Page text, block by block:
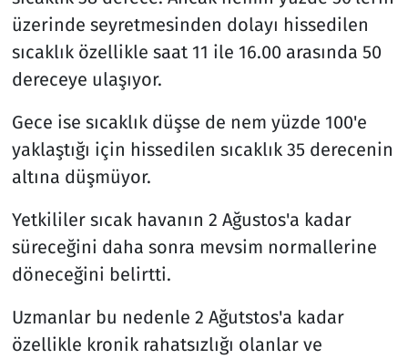
üzerinde seyretmesinden dolayı hissedilen
sıcaklık özellikle saat 11 ile 16.00 arasında 50
dereceye ulaşıyor.
Gece ise sıcaklık düşse de nem yüzde 100'e
yaklaştığı için hissedilen sıcaklık 35 derecenin
altına düşmüyor.
Yetkililer sıcak havanın 2 Ağustos'a kadar
süreceğini daha sonra mevsim normallerine
döneceğini belirtti.
Uzmanlar bu nedenle 2 Ağutstos'a kadar
özellikle kronik rahatsızlığı olanlar ve